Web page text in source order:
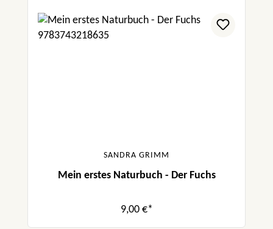
SANDRA GRIMM
Mein erstes Naturbuch - Der Fuchs
9,00 €*